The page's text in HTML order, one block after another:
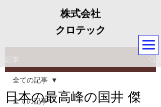
株式会社
クロテック
記事
全ての記事
全ての記事
日本の最高峰の国井 傑